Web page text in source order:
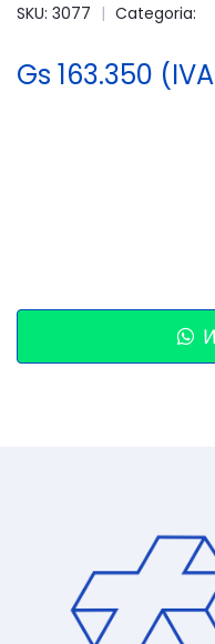
SKU: 3077 | Categoria:
Gs 163.350